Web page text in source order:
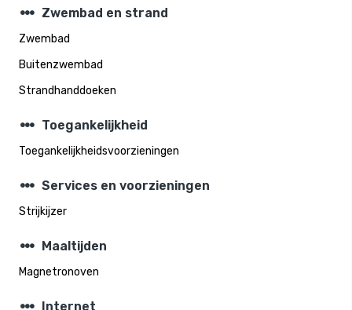
steppers Zwembad en strand
Zwembad
Buitenzwembad
Strandhanddoeken
steppers Toegankelijkheid
Toegankelijkheidsvoorzieningen
steppers Services en voorzieningen
Strijkijzer
steppers Maaltijden
Magnetronoven
Internet